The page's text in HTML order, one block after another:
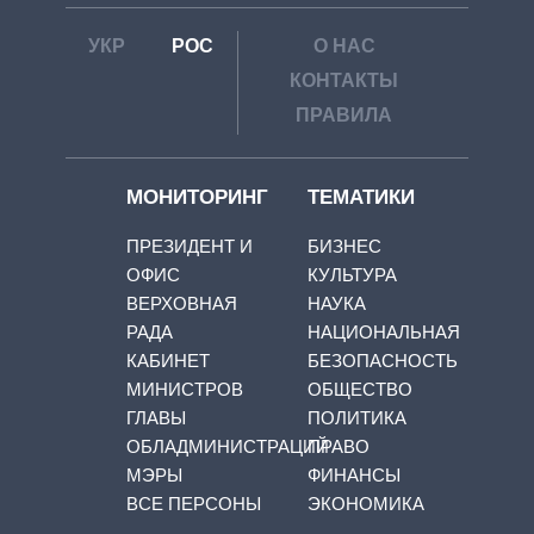
УКР РОС
О НАС
КОНТАКТЫ
ПРАВИЛА
МОНИТОРИНГ
ПРЕЗИДЕНТ И
ОФИС
ВЕРХОВНАЯ
РАДА
КАБИНЕТ
МИНИСТРОВ
ГЛАВЫ
ОБЛАДМИНИСТРАЦИЙ
МЭРЫ
ВСЕ ПЕРСОНЫ
ТЕМАТИКИ
БИЗНЕС
КУЛЬТУРА
НАУКА
НАЦИОНАЛЬНАЯ
БЕЗОПАСНОСТЬ
ОБЩЕСТВО
ПОЛИТИКА
ПРАВО
ФИНАНСЫ
ЭКОНОМИКА